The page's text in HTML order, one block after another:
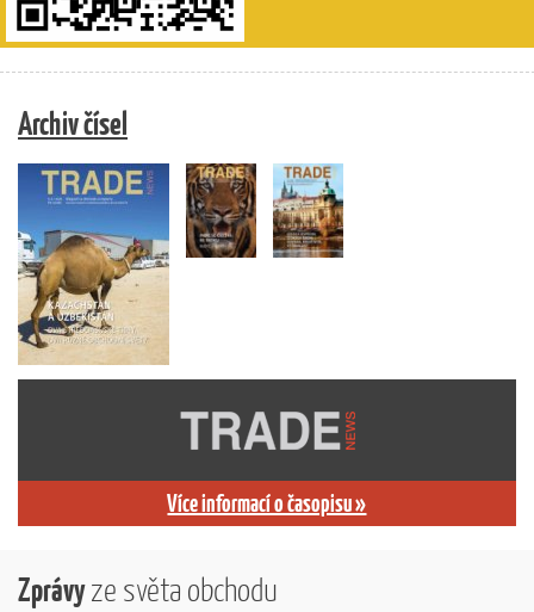
Archiv čísel
Více informací o časopisu »
Zprávyze světa obchodu